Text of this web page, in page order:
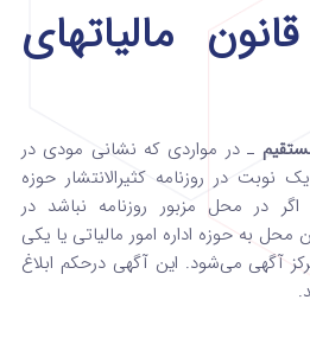
ماده 208 قانون مالیاتهای
ـ در مواردی که نشانی مودی در
نوبت در روزنامه کثیرالانتشار حوزه
در محل مزبور روزنامه نباشد در
محل به حوزه اداره امور مالیاتی ‌یا یکی
مرکز آگهی می‌شود. این آگهی درحکم ابلاغ